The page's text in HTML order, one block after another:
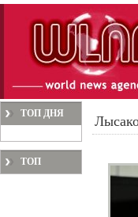
ТОП ДНЯ
ТОП